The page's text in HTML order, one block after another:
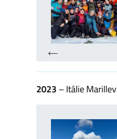
2023 – Itálie